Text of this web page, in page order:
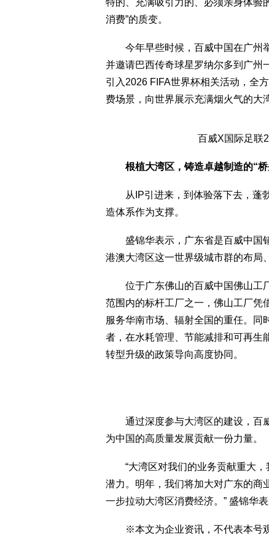
特的、充满吸引力的、必须亲身体验
消费”的质变。
今年早些时候，百威中国在广州举
并邀请巴西传奇球星罗纳尔多到广州
引入2026 FIFA世界杯相关活动，全
费场景，向世界展示充满烟火气的大
百威X国际足联
根植大湾区，铸造卓越制造的“桥
从IP引进来，到体验落下去，蓬勃
造体系作为支撑。
盛锦华表示，广东省是百威中国
港澳大湾区这一世界级城市群的布局
位于广东佛山的百威中国佛山工
范围内的标杆工厂之一，佛山工厂凭
服务华南市场、辐射全国的重任。同
者，在水耗管理、节能减排和可再生
转型升级的政策导向高度协同。
通过深度参与大湾区的建设，百
为中国的高质量发展贡献一份力量。
“大湾区对我们的业务贡献重大，
潜力。明年，我们将加大对广东的商
一步拉动大湾区消费经济。” 盛锦华
※本文为企业资讯，不代表本号观